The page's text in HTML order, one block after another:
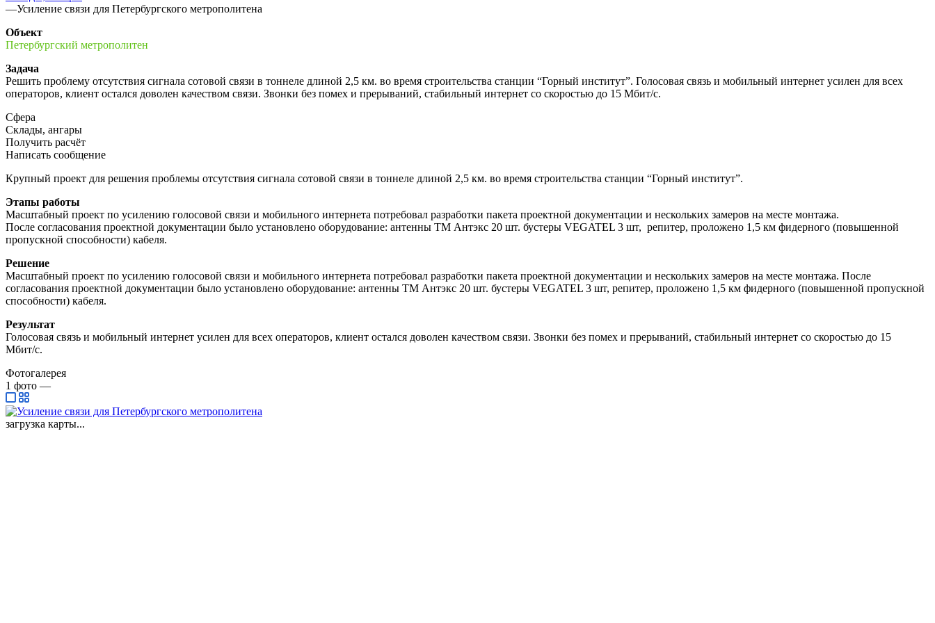
—Усиление связи для Петербургского метрополитена
Объект
Петербургский метрополитен
Задача
Решить проблему отсутствия сигнала сотовой связи в тоннеле длиной 2,5 км. во время строительства станции “Горный институт”. Голосовая связь и мобильный интернет усилен для всех
операторов, клиент остался доволен качеством связи. Звонки без помех и прерываний, стабильный интернет со скоростью до 15 Мбит/c.
Сфера
Склады, ангары
Получить расчёт
Написать сообщение
Крупный проект для решения проблемы отсутствия сигнала сотовой связи в тоннеле длиной 2,5 км. во время строительства станции “Горный институт”.
Этапы работы
Масштабный проект по усилению голосовой связи и мобильного интернета потребовал разработки пакета проектной документации и нескольких замеров на месте монтажа.
После согласования проектной документации было установлено оборудование: антенны ТМ Антэкс 20 шт. бустеры VEGATEL 3 шт, репитер, проложено 1,5 км фидерного (повышенной
пропускной способности) кабеля.
Решение
Масштабный проект по усилению голосовой связи и мобильного интернета потребовал разработки пакета проектной документации и нескольких замеров на месте монтажа. После
согласования проектной документации было установлено оборудование: антенны ТМ Антэкс 20 шт. бустеры VEGATEL 3 шт, репитер, проложено 1,5 км фидерного (повышенной пропускной
способности) кабеля.
Результат
Голосовая связь и мобильный интернет усилен для всех операторов, клиент остался доволен качеством связи. Звонки без помех и прерываний, стабильный интернет со скоростью до 15
Мбит/c.
Фотогалерея
1 фото —
загрузка карты...